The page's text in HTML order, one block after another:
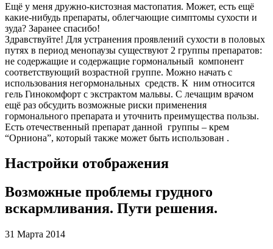
Ещё у меня дружно-кистозная мастопатия. Может, есть ещё
какие-нибудь препараты, облегчающие симптомы сухости и
зуда? Заранее спасибо!
Здравствуйте! Для устранения проявлений сухости в половых
путях в период менопаузы существуют 2 группы препаратов:
не содержащие и содержащие гормональный компонент
соответствующий возрастной группе. Можно начать с
использования негормональных средств. К ним относится
гель Гинокомфорт с экстрактом мальвы. С лечащим врачом
ещё раз обсудить возможные риски применения
гормонального препарата и уточнить преимущества пользы.
Есть отечественный препарат данной группы – крем
“Орниона”, который также может быть использован .
Настройки отображения
Возможные проблемы грудного
вскармливания. Пути решения.
31 Марта 2014